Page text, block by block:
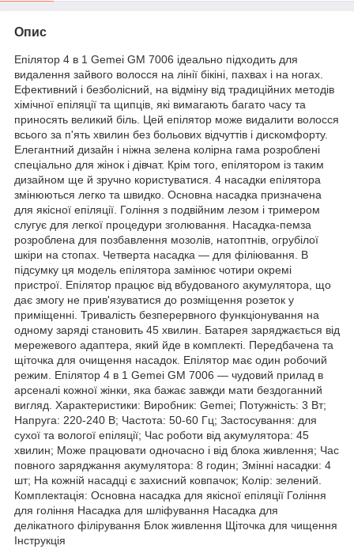
Опис
Епілятор 4 в 1 Gemei GM 7006 ідеально підходить для
видалення зайвого волосся на лінії бікіні, пахвах і на ногах.
Ефективний і безболісний, на відміну від традиційних методів
хімічної епіляції та щипців, які вимагають багато часу та
приносять великий біль. Цей епілятор може видалити волосся
всього за п'ять хвилин без больових відчуттів і дискомфорту.
Елегантний дизайн і ніжна зелена колірна гама розроблені
спеціально для жінок і дівчат. Крім того, епілятором із таким
дизайном ще й зручно користуватися. 4 насадки епілятора
змінюються легко та швидко. Основна насадка призначена
для якісної епіляції. Гоління з подвійним лезом і тримером
слугує для легкої процедури зголювання. Насадка-пемза
розроблена для позбавлення мозолів, натоптнів, огрубілої
шкіри на стопах. Четверта насадка — для філіювання. В
підсумку ця модель епілятора замінює чотири окремі
пристрої. Епілятор працює від вбудованого акумулятора, що
дає змогу не прив'язуватися до розміщення розеток у
приміщенні. Тривалість безперервного функціонування на
одному заряді становить 45 хвилин. Батарея заряджається від
мережевого адаптера, який йде в комплекті. Передбачена та
щіточка для очищення насадок. Епілятор має один робочий
режим. Епілятор 4 в 1 Gemei GM 7006 — чудовий прилад в
арсеналі кожної жінки, яка бажає завжди мати бездоганний
вигляд. Характеристики: Виробник: Gemei; Потужність: 3 Вт;
Напруга: 220-240 В; Частота: 50-60 Гц; Застосування: для
сухої та вологої епіляції; Час роботи від акумулятора: 45
хвилин; Може працювати одночасно і від блока живлення; Час
повного заряджання акумулятора: 8 годин; Змінні насадки: 4
шт; На кожній насадці є захисний ковпачок; Колір: зелений.
Комплектація: Основна насадка для якісної епіляції Гоління
для гоління Насадка для шліфування Насадка для
делікатного філірування Блок живлення Щіточка для чищення
Інструкція